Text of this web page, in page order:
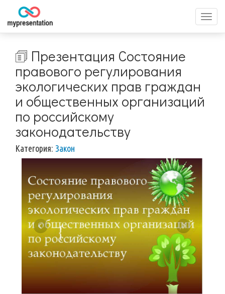
меню
🗊 Презентация Состояние
правового регулирования
экологических прав граждан
и общественных организаций
по российскому
законодательству
Категория: Закон